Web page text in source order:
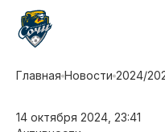
Главная Новости 2024/
14 октября 2024, 23:41